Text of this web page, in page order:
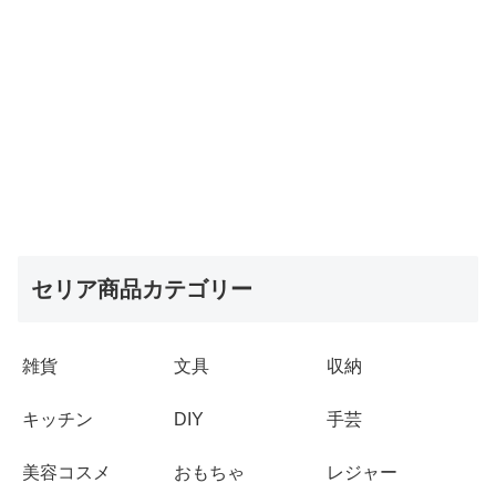
セリア商品カテゴリー
雑貨 文具 収納
キッチン DIY 手芸
美容コスメ おもちゃ レジャー